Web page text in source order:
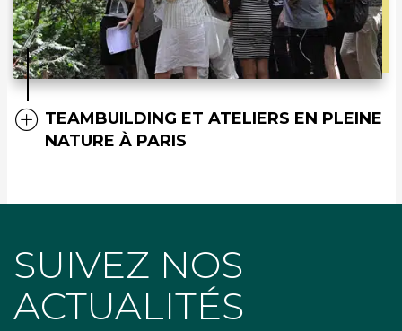
TEAMBUILDING ET ATELIERS EN PLEINE
NATURE À PARIS
SUIVEZ NOS
ACTUALITÉS